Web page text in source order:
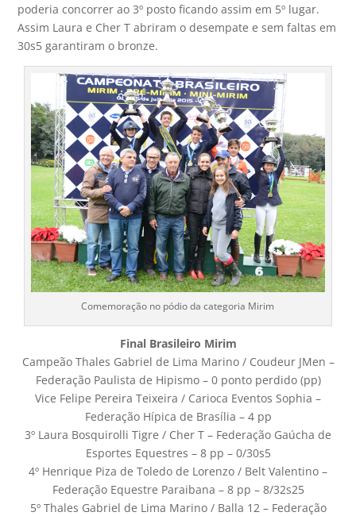
poderia concorrer ao 3º posto ficando assim em 5º lugar.
Assim Laura e Cher T abriram o desempate e sem faltas em
30s5 garantiram o bronze.
Comemoração no pódio da categoria Mirim
Final Brasileiro Mirim
Campeão Thales Gabriel de Lima Marino / Coudeur JMen –
Federação Paulista de Hipismo – 0 ponto perdido (pp)
Vice Felipe Pereira Teixeira / Carioca Eventos Sophia –
Federação Hípica de Brasília – 4 pp
3º Laura Bosquirolli Tigre / Cher T – Federação Gaúcha de
Esportes Equestres – 8 pp – 0/30s5
4º Henrique Piza de Toledo de Lorenzo / Belt Valentino –
Federação Equestre Paraibana – 8 pp – 8/32s25
5º Thales Gabriel de Lima Marino / Balla 12 – Federação